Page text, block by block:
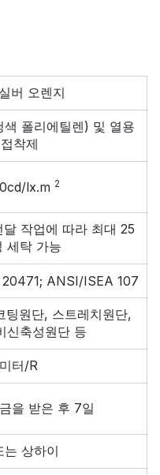
버 오렌지
폴리에틸렌) 및 열용
착제
lx.m 2
작업에 따라 최대 25
세탁 가능
ANSI/ISEA 107
팅원단, 스트레치원단,
신축성원단 등
터/R
을 받은 후 7일
는 상하이